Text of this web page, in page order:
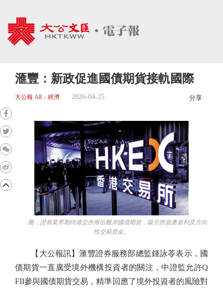
滙豐：新政促進國債期貨接軌國際
大公報 A8：經濟 2026-04-25 分享
圖：證券業界期待港交所推出離岸國債期貨，吸引跨資產套利及方向
性交易資金。
【大公報訊】滙豐證券服務部總監鍾詠苓表示，國
債期貨一直廣受境外機構投資者的關注，中證監允許Q
FII參與國債期貨交易，精準回應了境外投資者的風險對